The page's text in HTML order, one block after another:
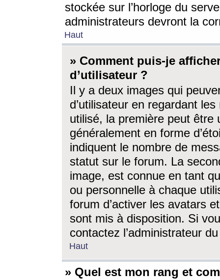
stockée sur l’horloge du
administrateurs devront la
Haut
» Comment puis-je
d’utilisateur ?
Il y a deux images qui
d’utilisateur en regardant
utilisé, la première peut être
généralement en forme
indiquent le nombre de
statut sur le forum. La
image, est connue en tant
ou personnelle à chaque
forum d’activer les avatars
sont mis à disposition. Si
contactez l’administrateur
Haut
» Quel est mon rang et